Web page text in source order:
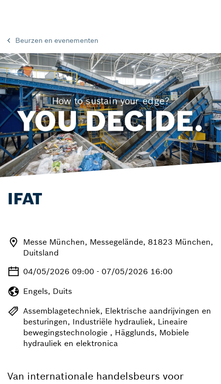
Beurzen en evenementen
IFAT
Messe München, Messegelände, 81823 München,
Duitsland
04/05/2026 09:00 - 07/05/2026 16:00
Engels, Duits
Assemblagetechniek, Elektrische aandrijvingen en
besturingen, Industriële hydrauliek, Lineaire
bewegingstechnologie , Hägglunds, Mobiele
hydrauliek en elektronica
Van internationale handelsbeurs voor